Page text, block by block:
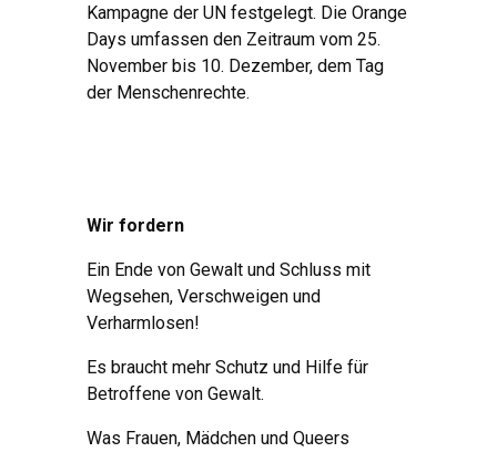
Kampagne der UN festgelegt. Die Orange
Days umfassen den Zeitraum vom 25.
November bis 10. Dezember, dem Tag
der Menschenrechte.
Wir fordern
Ein Ende von Gewalt und Schluss mit
Wegsehen, Verschweigen und
Verharmlosen!
Es braucht mehr Schutz und Hilfe für
Betroffene von Gewalt.
Was Frauen, Mädchen und Queers